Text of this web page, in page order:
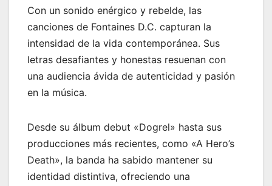
Con un sonido enérgico y rebelde, las
canciones de Fontaines D.C. capturan la
intensidad de la vida contemporánea. Sus
letras desafiantes y honestas resuenan con
una audiencia ávida de autenticidad y pasión
en la música.
Desde su álbum debut «Dogrel» hasta sus
producciones más recientes, como «A Hero’s
Death», la banda ha sabido mantener su
identidad distintiva, ofreciendo una